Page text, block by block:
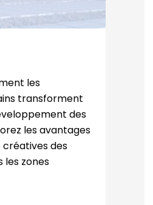
les
transforment
des
les avantages
des
les zones